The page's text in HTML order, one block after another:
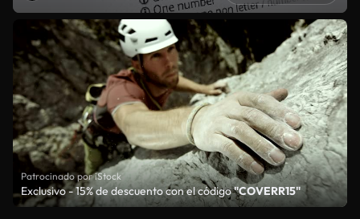
Patrocinado por iStock
Exclusivo - 15% de descuento con el código"COVERR15"